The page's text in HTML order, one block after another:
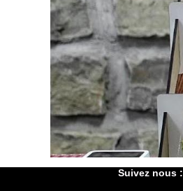
Suivez nous :